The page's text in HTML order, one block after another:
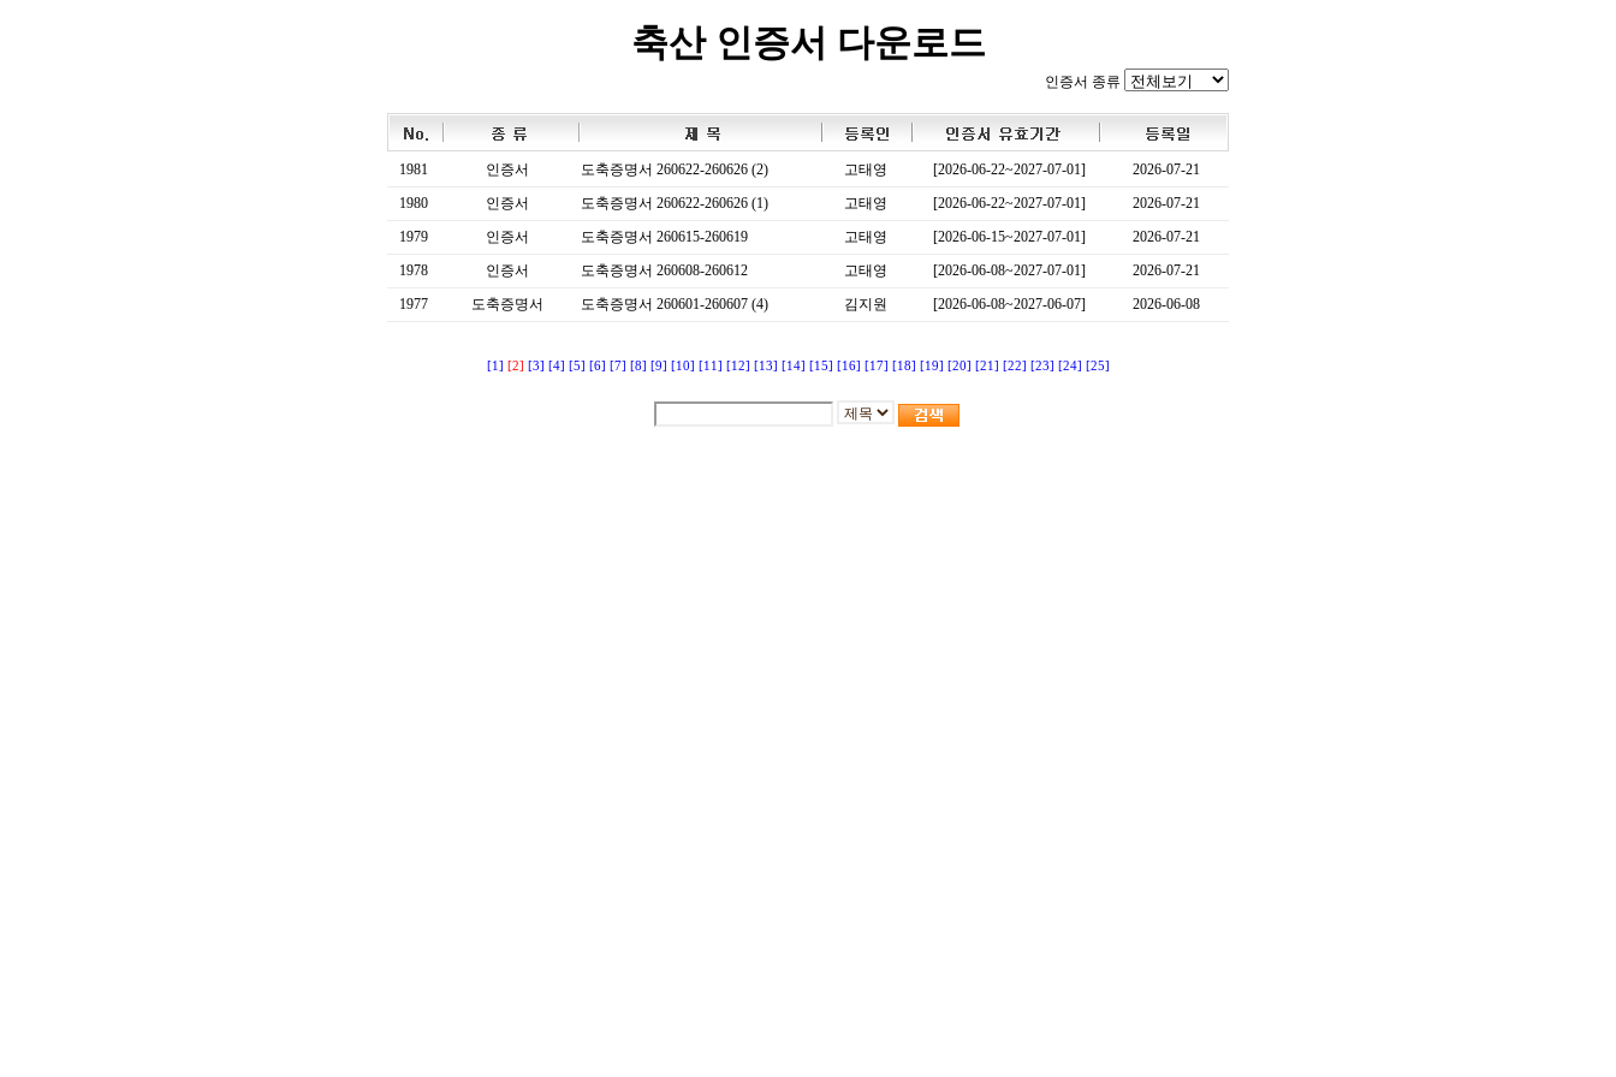
축산 인증서 다운로드
인증서 종류
1981 인증서 도축증명서 260622-260626 (2) 고태영 [2026-06-22~2027-07-01]
2026-07-21
1980
인증서 도축증명서 260622-260626 (1) 고태영 [2026-06-22~2027-07-01]
2026-07-21
1979
인증서 도축증명서 260615-260619 고태영 [2026-06-15~2027-07-01]
2026-07-21
1978
인증서 도축증명서 260608-260612 고태영 [2026-06-08~2027-07-01]
2026-07-21
1977
도축증명서 도축증명서 260601-260607 (4) 김지원 [2026-06-08~2027-06-07] 2026-06-08
[1] [2] [3] [4] [5] [6] [7] [8] [9] [10] [11] [12] [13] [14] [15] [16] [17] [18] [19] [20] [21] [22] [23] [24] [25]